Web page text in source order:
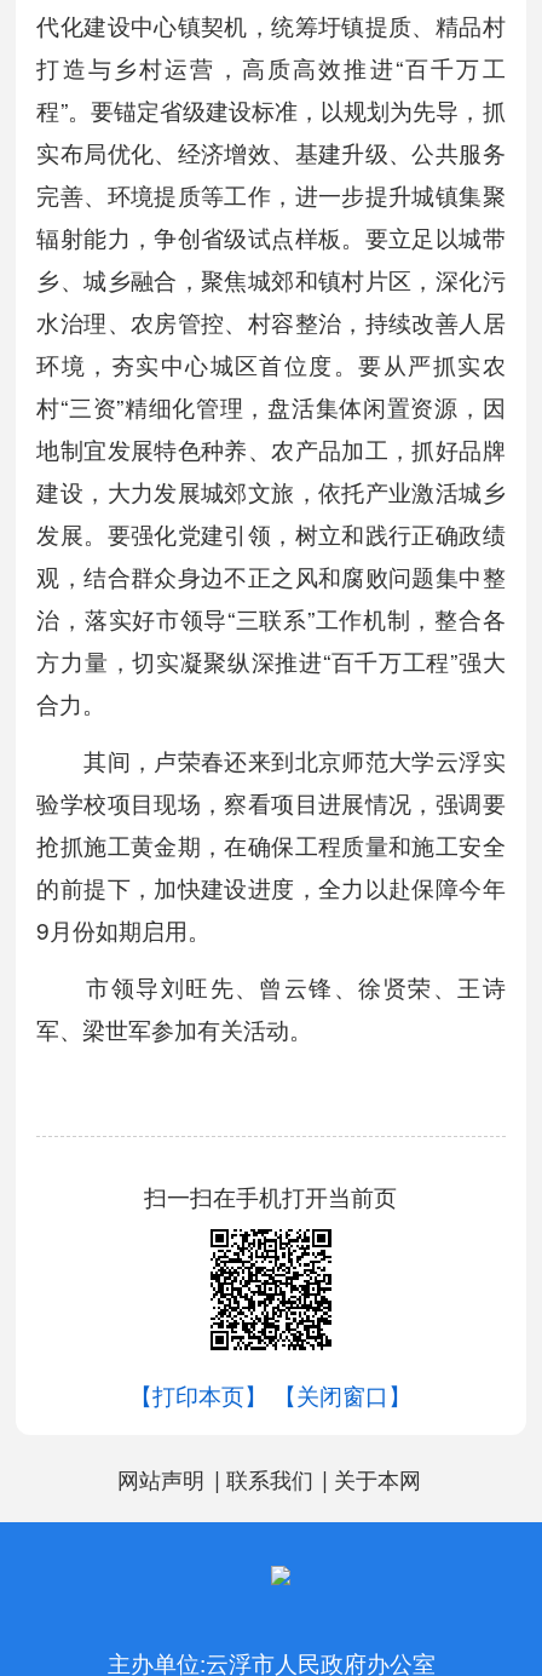
代化建设中心镇契机，统筹圩镇提质、精品村
打造与乡村运营，高质高效推进“百千万工
程”。要锚定省级建设标准，以规划为先导，抓
实布局优化、经济增效、基建升级、公共服务
完善、环境提质等工作，进一步提升城镇集聚
辐射能力，争创省级试点样板。要立足以城带
乡、城乡融合，聚焦城郊和镇村片区，深化污
水治理、农房管控、村容整治，持续改善人居
环境，夯实中心城区首位度。要从严抓实农
村“三资”精细化管理，盘活集体闲置资源，因
地制宜发展特色种养、农产品加工，抓好品牌
建设，大力发展城郊文旅，依托产业激活城乡
发展。要强化党建引领，树立和践行正确政绩
观，结合群众身边不正之风和腐败问题集中整
治，落实好市领导“三联系”工作机制，整合各
方力量，切实凝聚纵深推进“百千万工程”强大
合力。
其间，卢荣春还来到北京师范大学云浮实
验学校项目现场，察看项目进展情况，强调要
抢抓施工黄金期，在确保工程质量和施工安全
的前提下，加快建设进度，全力以赴保障今年
9月份如期启用。
市领导刘旺先、曾云锋、徐贤荣、王诗
军、梁世军参加有关活动。
扫一扫在手机打开当前页
【打印本页】 【关闭窗口】
网站声明 | 联系我们 | 关于本网
主办单位:云浮市人民政府办公室